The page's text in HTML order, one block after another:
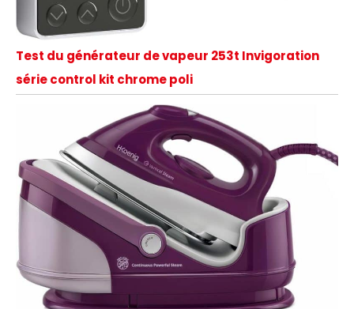
Test du générateur de vapeur 253t Invigoration
série control kit chrome poli